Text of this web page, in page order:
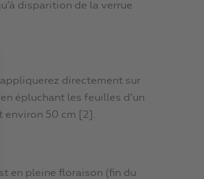
disparition de la verrue
directement sur
épluchant les feuilles d’un
environ 50 cm [2].
en pleine floraison (fin du